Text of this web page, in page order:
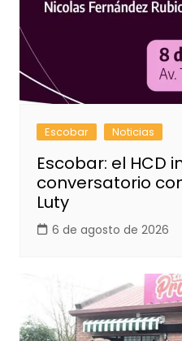
Escobar Noticias
Escobar: el HCD
conversatorio
Luty
6 de agosto de 2026